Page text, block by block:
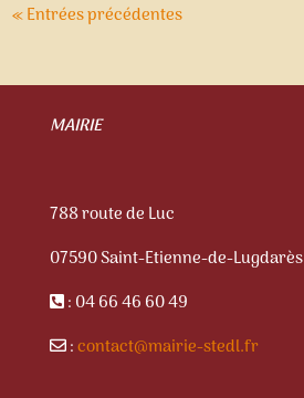
« Entrées précédentes
MAIRIE
788 route de Luc
07590 Saint-Etienne-de-Lugdarès
: 04 66 46 60 49
:contact@mairie-stedl.fr